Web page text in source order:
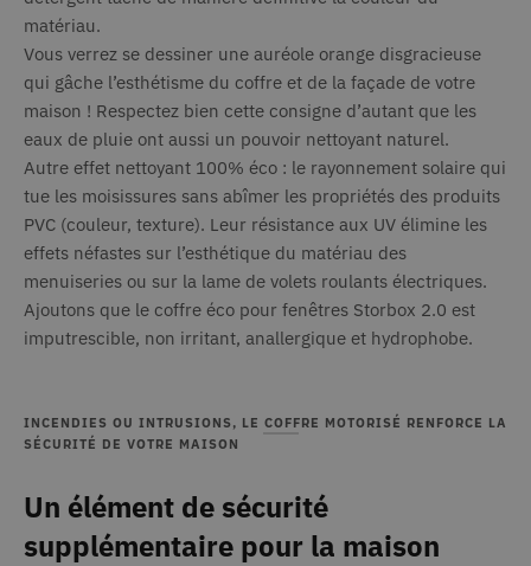
matériau.
Vous verrez se dessiner une auréole orange disgracieuse
qui gâche l’esthétisme du coffre et de la façade de votre
maison ! Respectez bien cette consigne d’autant que les
eaux de pluie ont aussi un pouvoir nettoyant naturel.
Autre effet nettoyant 100% éco : le rayonnement solaire qui
tue les moisissures sans abîmer les propriétés des produits
PVC (couleur, texture). Leur résistance aux UV élimine les
effets néfastes sur l’esthétique du matériau des
menuiseries ou sur la lame de volets roulants électriques.
Ajoutons que le coffre éco pour fenêtres Storbox 2.0 est
imputrescible, non irritant, anallergique et hydrophobe.
INCENDIES OU INTRUSIONS, LE COFFRE MOTORISÉ RENFORCE LA
SÉCURITÉ DE VOTRE MAISON
Un élément de sécurité
supplémentaire pour la maison